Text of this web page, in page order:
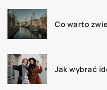
Co warto
Jak wybrać